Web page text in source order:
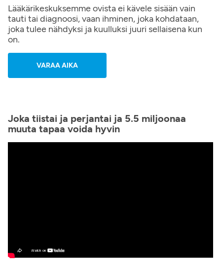
Lääkärikeskuksemme ovista ei kävele sisään vain
tauti tai diagnoosi, vaan ihminen, joka kohdataan,
joka tulee nähdyksi ja kuulluksi juuri sellaisena kun
on.
VARAA AIKA
Joka tiistai ja perjantai ja 5.5 miljoonaa
muuta tapaa voida hyvin